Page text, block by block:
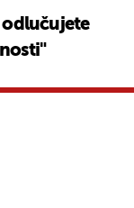
odlučujete